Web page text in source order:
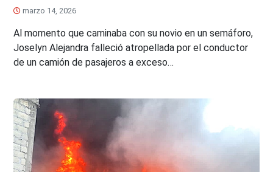
marzo 14, 2026
Al momento que caminaba con su novio en un semáforo,
Joselyn Alejandra falleció atropellada por el conductor
de un camión de pasajeros a exceso…